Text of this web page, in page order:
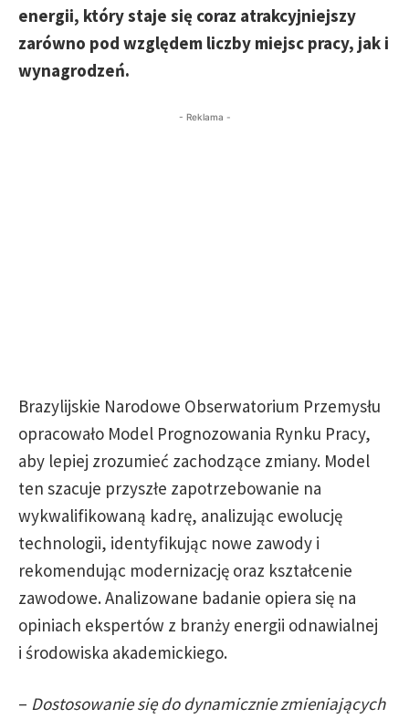
energii, który staje się coraz atrakcyjniejszy
zarówno pod względem liczby miejsc pracy, jak i
wynagrodzeń.
- Reklama -
Brazylijskie Narodowe Obserwatorium Przemysłu
opracowało Model Prognozowania Rynku Pracy,
aby lepiej zrozumieć zachodzące zmiany. Model
ten szacuje przyszłe zapotrzebowanie na
wykwalifikowaną kadrę, analizując ewolucję
technologii, identyfikując nowe zawody i
rekomendując modernizację oraz kształcenie
zawodowe. Analizowane badanie opiera się na
opiniach ekspertów z branży energii odnawialnej
i środowiska akademickiego.
– Dostosowanie się do dynamicznie zmieniających